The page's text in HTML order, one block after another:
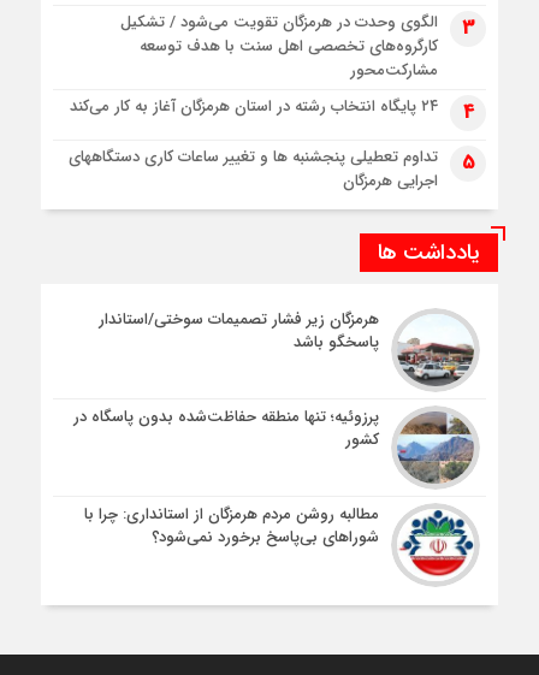
3
الگوی وحدت در هرمزگان تقویت می‌شود / تشکیل
کارگروه‌های تخصصی اهل سنت با هدف توسعه
مشارکت‌محور
4 ۲۴ پایگاه انتخاب رشته در استان هرمزگان آغاز به کار می‌کند
5
تداوم تعطیلی پنجشنبه ها و تغییر ساعات کاری دستگاههای
اجرایی هرمزگان
یادداشت ها
هرمزگان زیر فشار تصمیمات سوختی/استاندار
پاسخگو باشد
پرزوئیه؛ تنها منطقه حفاظت‌شده بدون پاسگاه در
کشور
مطالبه روشن مردم هرمزگان از استانداری: چرا با
شوراهای بی‌پاسخ برخورد نمی‌شود؟